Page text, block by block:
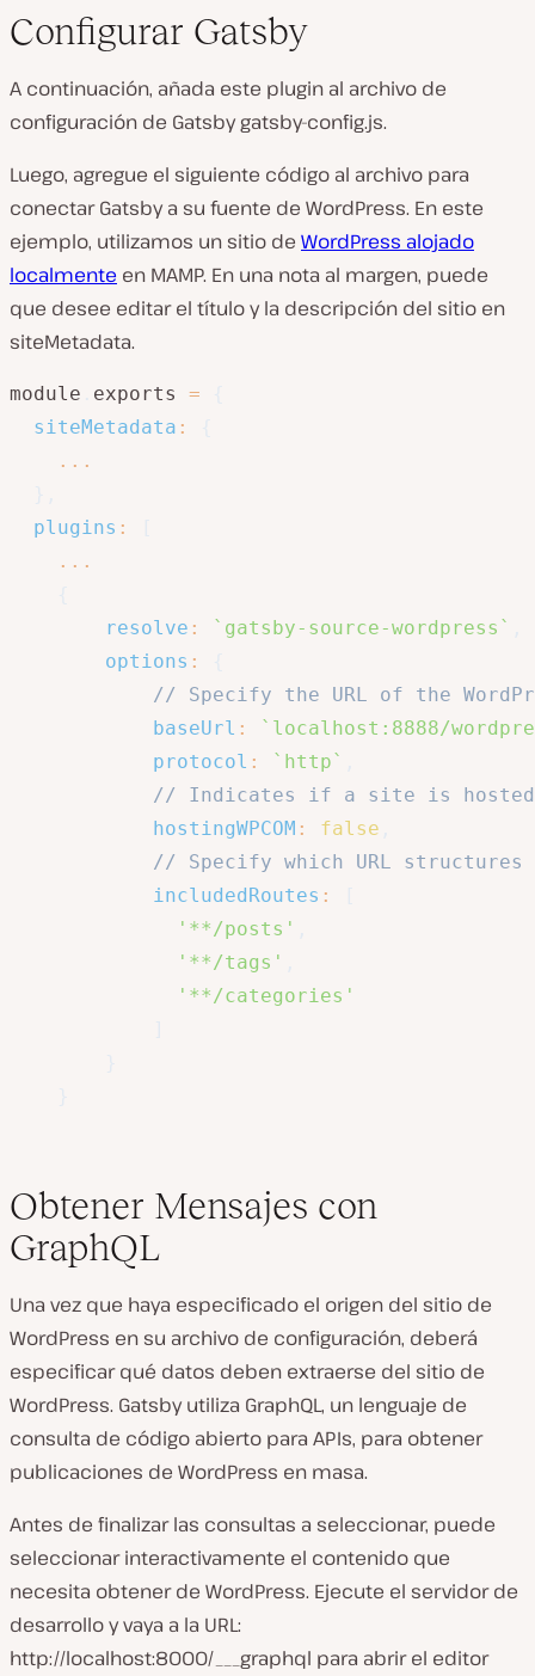
Configurar Gatsby
A continuación, añada este plugin al archivo de
configuración de Gatsby gatsby-config.js.
Luego, agregue el siguiente código al archivo para
conectar Gatsby a su fuente de WordPress. En este
ejemplo, utilizamos un sitio de WordPress alojado
localmente en MAMP. En una nota al margen, puede
que desee editar el título y la descripción del sitio en
siteMetadata.
module exports =
siteMetadata :
...
plugins :
...
resolve : ` gatsby-source-wordpress `
options :
// Specify the URL of the
baseUrl : ` localhost:8888/
protocol : ` http`
// Indicates if a site is hosted
hostingWPCOM : false
// Specify which URL
includedRoutes :
'**/posts'
'**/tags'
'**/categories'
Obtener Mensajes con
GraphQL
Una vez que haya especificado el origen del sitio de
WordPress en su archivo de configuración, deberá
especificar qué datos deben extraerse del sitio de
WordPress. Gatsby utiliza GraphQL, un lenguaje de
consulta de código abierto para APIs, para obtener
publicaciones de WordPress en masa.
Antes de finalizar las consultas a seleccionar, puede
seleccionar interactivamente el contenido que
necesita obtener de WordPress. Ejecute el servidor de
desarrollo y vaya a la URL:
http://localhost:8000/___graphql para abrir el editor